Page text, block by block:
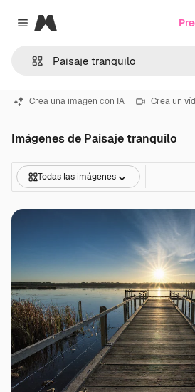
Close menu
Magnific
Crea una imagen con IA Crea un
Imágenes de Paisaje tranquilo
Todas las imágenes